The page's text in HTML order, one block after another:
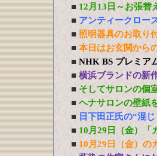
■ 12月13日～お張替
■ アンティークロー
■ 照明器具のお取り
■ 本日はお玄関から
■ NHK BS プレミア
■ 横浜ブランドの
■ そしてサロンの個
■ ヘナサロンの壁紙
■ 日下田正氏の“混
■ 10月29日（金）「
■ 10月29日（金）の